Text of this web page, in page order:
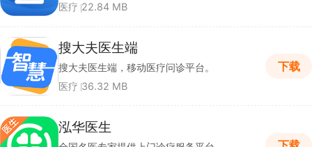
医疗 22.84 MB
搜大夫医生端
搜大夫医生端，移动医疗问诊平台。
医疗 36.32 MB
下载
泓华医生